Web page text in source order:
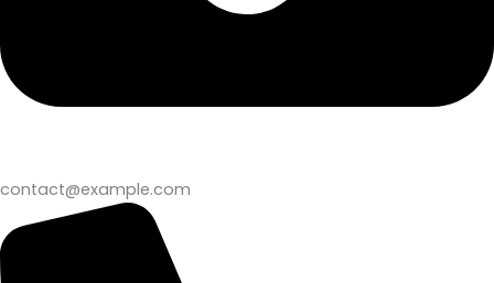
contact@example.com